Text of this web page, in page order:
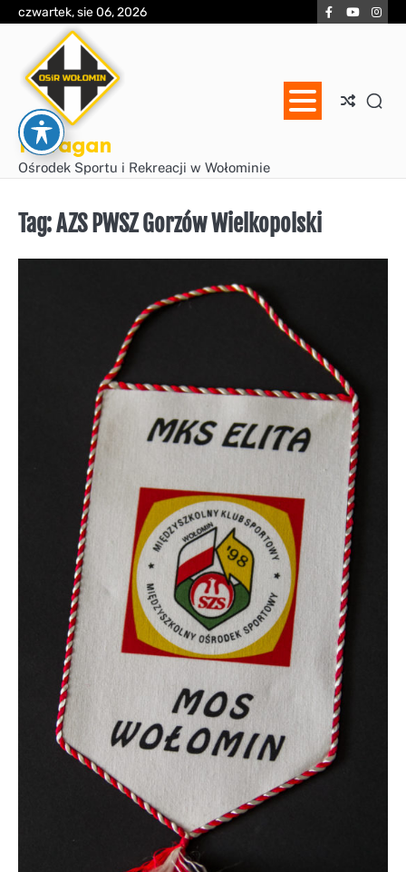
Skip
content
czwartek, sie 06, 2026 Facebook
YouTube
Huragan
Ośrodek Sportu i Rekreacji w Wołominie
Tag:AZS PWSZ Gorzów Wielkopolski